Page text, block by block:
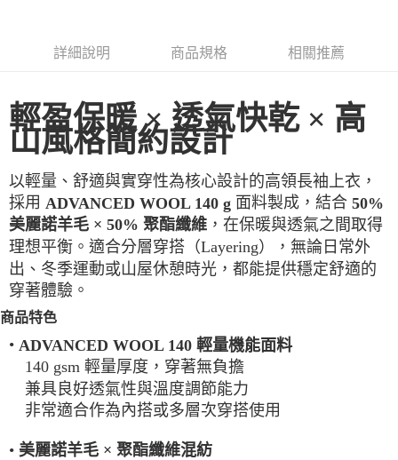
每筆NT$100，滿NT$2,000(含以上)免運費
每筆NT$100
7-11超取(2000以上免運)
一般宅配
每筆NT$100
宅配出貨(2000以上免運)
每筆NT$100，滿NT$2,000(含以上)免運費
詳細說明 商品規格 相關推薦
輕盈保暖 × 透氣快乾 × 高
山風格簡約設計
以輕量、舒適與實穿性為核心設計的高領長袖上衣，
採用 ADVANCED WOOL 140 g 面料製成，結合 50%
美麗諾羊毛 × 50% 聚酯纖維 ，在保暖與透氣之間取得
理想平衡。適合分層穿搭（Layering），無論日常外
出、冬季運動或山屋休憩時光，都能提供穩定舒適的
穿著體驗。
商品特色
• ADVANCED WOOL 140 輕量機能面料
140 gsm 輕量厚度，穿著無負擔
兼具良好透氣性與溫度調節能力
非常適合作為內搭或多層次穿搭使用
• 美麗諾羊毛 × 聚酯纖維混紡